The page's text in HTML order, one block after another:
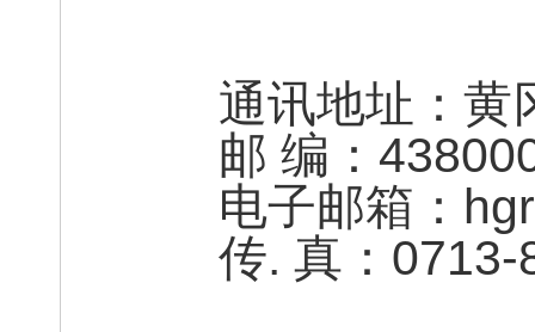
通讯地址：黄
邮 编：
电子邮箱：
传. 真：0713-